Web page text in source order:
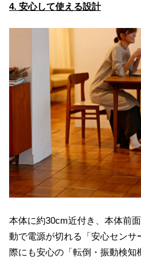
4. 安心して使える設計
本体に約30cm近付き、本体前
動で電源が切れる「安心セン
際にも安心の「転倒・振動検知